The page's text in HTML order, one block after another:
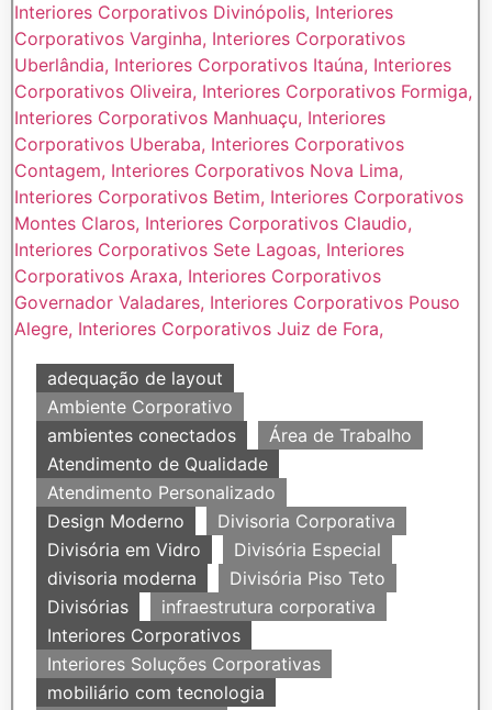
adequação de layout
Ambiente Corporativo
ambientes conectados
Área de Trabalho
Atendimento de Qualidade
Atendimento Personalizado
Design Moderno
Divisoria Corporativa
Divisória em Vidro
Divisória Especial
divisoria moderna
Divisória Piso Teto
Divisórias
infraestrutura corporativa
Interiores Corporativos
Interiores Soluções Corporativas
mobiliário com tecnologia